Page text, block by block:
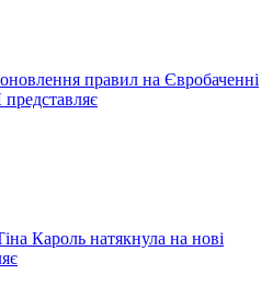
правил на Євробаченні
Кароль натякнула на нові